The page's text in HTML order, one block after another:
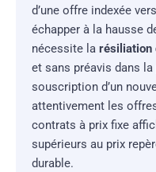
d’une offre indexée
échapper à la hausse
nécessite la résiliation
et sans préavis dans
souscription d’un
attentivement les
contrats à prix fixe
supérieurs au prix
durable.